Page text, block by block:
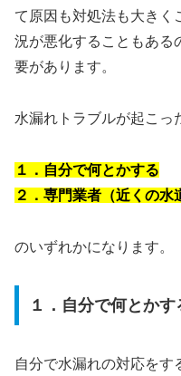
て原因も対処法も大きく
況が悪化することもある
要があります。
水漏れトラブルが起こっ
１．自分で何とかする
２．専門業者（近くの水
のいずれかになります。
１．自分で何とかす
自分で水漏れの対応をす